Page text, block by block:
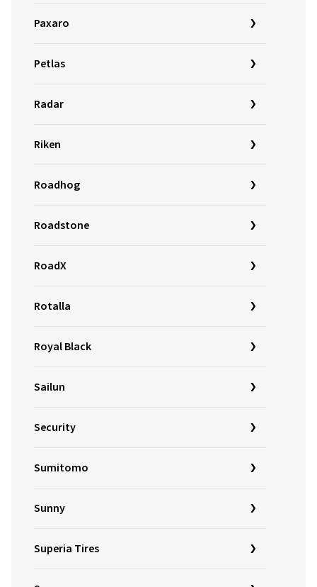
Paxaro
Petlas
Radar
Riken
Roadhog
Roadstone
RoadX
Rotalla
Royal Black
Sailun
Security
Sumitomo
Sunny
Superia Tires